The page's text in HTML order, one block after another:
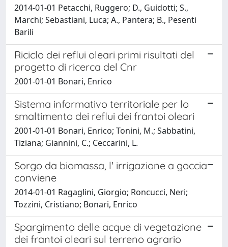
2014-01-01 Petacchi, Ruggero; D., Guidotti; S.,
Marchi; Sebastiani, Luca; A., Pantera; B., Pesenti
Barili
Riciclo dei reflui oleari primi risultati del
progetto di ricerca del Cnr
2001-01-01 Bonari, Enrico
Sistema informativo territoriale per lo
smaltimento dei reflui dei frantoi oleari
2001-01-01 Bonari, Enrico; Tonini, M.; Sabbatini,
Tiziana; Giannini, C.; Ceccarini, L.
Sorgo da biomassa, l' irrigazione a goccia
conviene
2014-01-01 Ragaglini, Giorgio; Roncucci, Neri;
Tozzini, Cristiano; Bonari, Enrico
Spargimento delle acque di vegetazione
dei frantoi oleari sul terreno agrario